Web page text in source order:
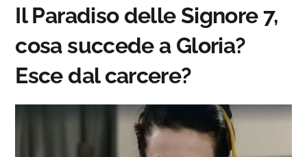
Il Paradiso delle Signore 7,
cosa succede a Gloria?
Esce dal carcere?